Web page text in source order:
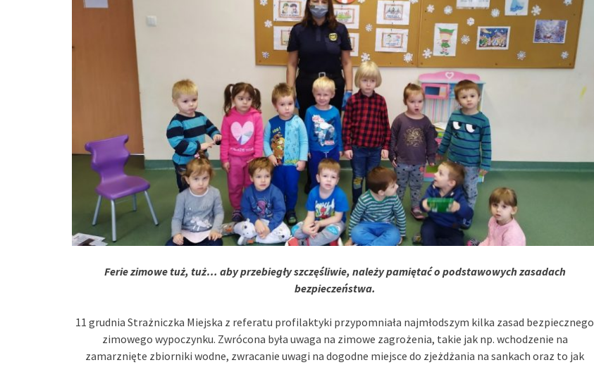
Ferie zimowe tuż, tuż… aby przebiegły szczęśliwie, należy pamiętać o podstawowych zasadach
bezpieczeństwa.
11 grudnia Strażniczka Miejska z referatu profilaktyki przypomniała najmłodszym kilka zasad bezpiecznego
zimowego wypoczynku. Zwrócona była uwaga na zimowe zagrożenia, takie jak np. wchodzenie na
zamarznięte zbiorniki wodne, zwracanie uwagi na dogodne miejsce do zjeżdżania na sankach oraz to jak